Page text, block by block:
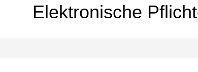
Elektronische